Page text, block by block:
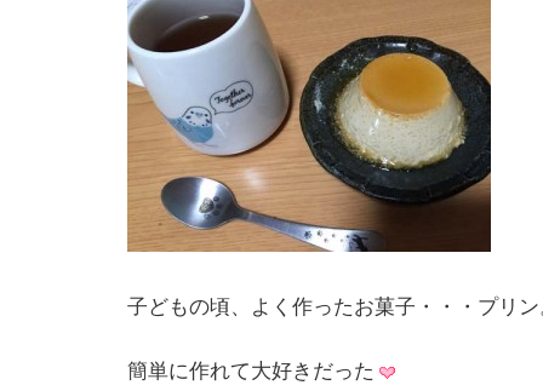
子どもの頃、よく作ったお菓子・・・プリ
簡単に作れて大好きだった